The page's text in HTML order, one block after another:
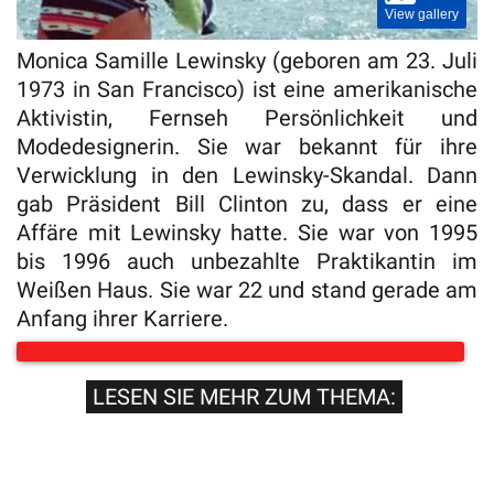
View gallery
Monica Samille Lewinsky (geboren am 23. Juli
1973 in San Francisco) ist eine amerikanische
Aktivistin, Fernseh Persönlichkeit und
Modedesignerin. Sie war bekannt für ihre
Verwicklung in den Lewinsky-Skandal. Dann
gab Präsident Bill Clinton zu, dass er eine
Affäre mit Lewinsky hatte. Sie war von 1995
bis 1996 auch unbezahlte Praktikantin im
Weißen Haus. Sie war 22 und stand gerade am
Anfang ihrer Karriere.
LESEN SIE MEHR ZUM THEMA: